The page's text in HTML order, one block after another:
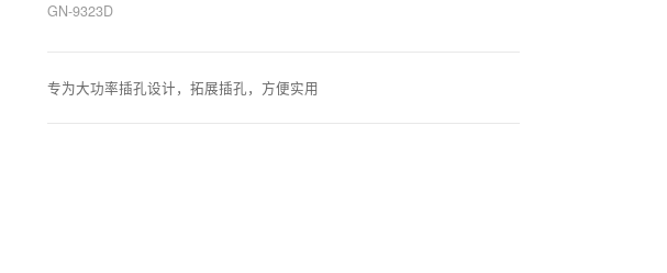
GN-9323D
专为大功率插孔设计，拓展插孔，方便实用